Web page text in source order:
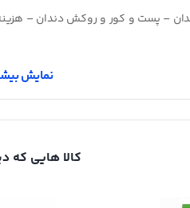
– پست و کور و روکش دندان –
نمایش
کالا هایی که